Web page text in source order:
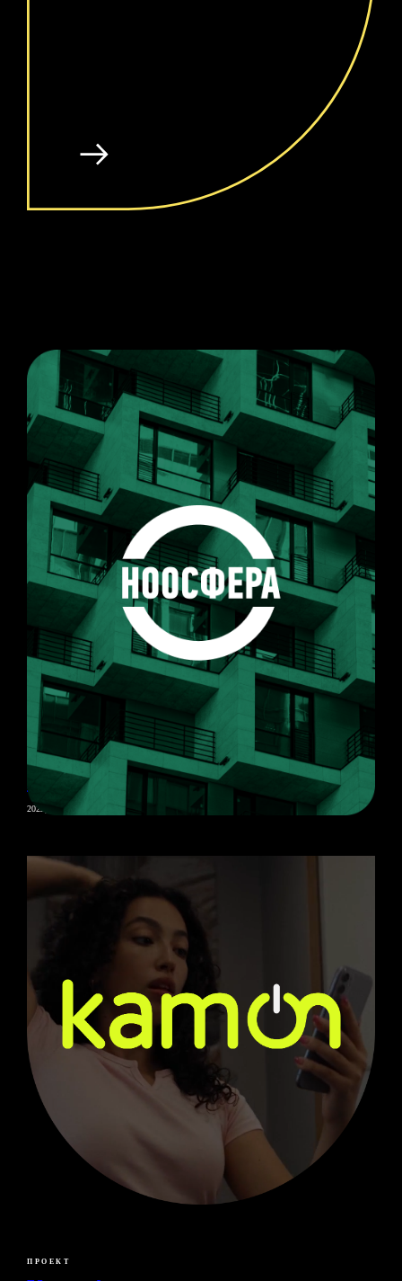
ПРОЕКТ
Ноосфера
2022, интернет-сервис, nuxt, vue
ПРОЕКТ